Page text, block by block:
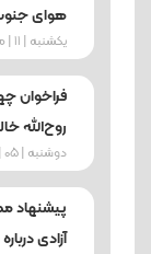
هوای
یکشنبه | 11 | مرداد | 1405
فراخوان
روح‌الله
دوشنبه | 05 | مرداد | 1405
پیشنهاد
آزادی